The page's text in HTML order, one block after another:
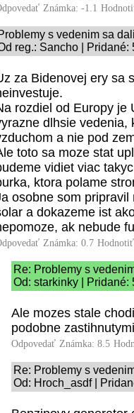
Známka: -1.1
s vedenim sa
reg.: Sancho | Pridané:
za Bidenovej ery sa
rozdiel od Europy je
dlhsie vedenia,
a nie pod
toto sa moze stat
vidiet viac
ktora polame
osobne som
a dokazeme ist
ak nebude
Známka: 0.7
Re: Problemy s
Od: starkinky | Pridané:
Ale mozes stale
podobne
Odpovedať Známka: 8.5
Re: Problemy s
Od: Hroch_asdf |